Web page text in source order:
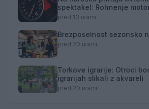
spektakel: Rohnenje
progah in atraktivni Car
pred 13 urami
Brezposelnost sezonsko
pred 20 urami
Torkove igrarije: Otroci
igrarijah slikali z akvareli
pred 20 urami